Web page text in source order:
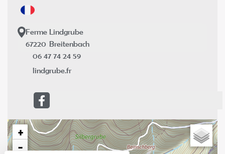
Ferme Lindgrube
67220 Breitenbach
06 47 74 24 59
lindgrube.fr
+
−